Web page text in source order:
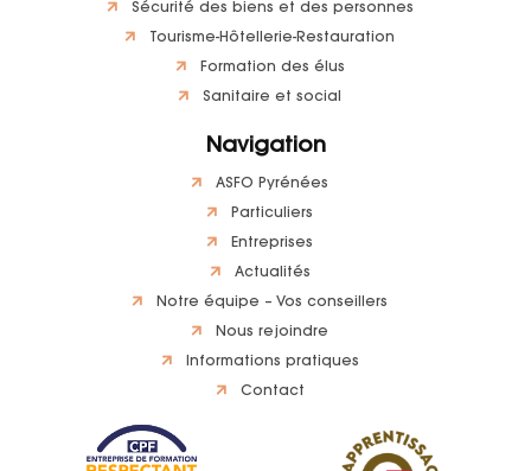
Sécurité des biens et des personnes
Tourisme-Hôtellerie-Restauration
Formation des élus
Sanitaire et social
Navigation
ASFO Pyrénées
Particuliers
Entreprises
Actualités
Notre équipe – Vos conseillers
Nous rejoindre
Informations pratiques
Contact